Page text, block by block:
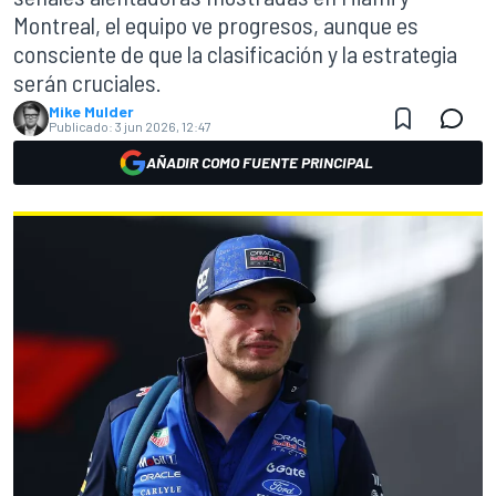
Montreal, el equipo ve progresos, aunque es
consciente de que la clasificación y la estrategia
serán cruciales.
Mike Mulder
Publicado: 3 jun 2026, 12:47
AÑADIR COMO FUENTE PRINCIPAL